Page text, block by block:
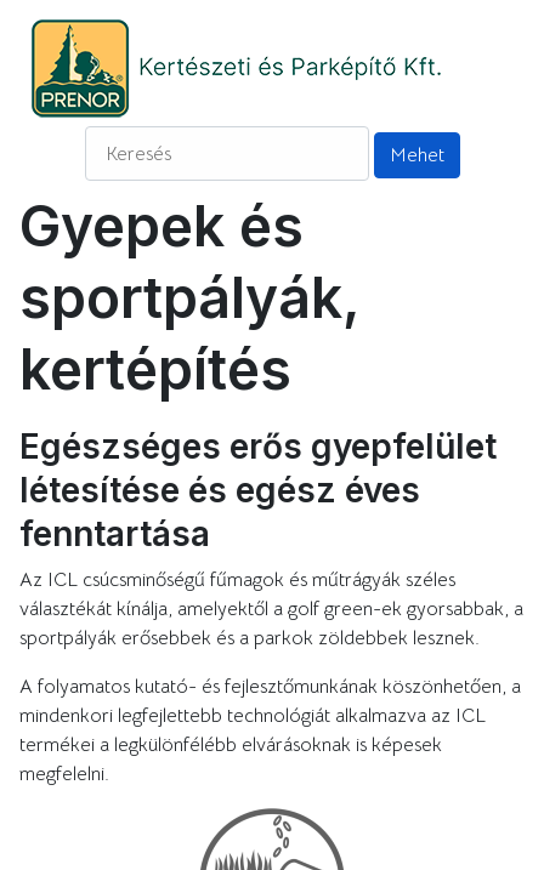
Gyepek és
sportpályák,
kertépítés
Egészséges erős gyepfelület
létesítése és egész éves
fenntartása
Az ICL csúcsminőségű fűmagok és műtrágyák széles
választékát kínálja, amelyektől a golf green-ek gyorsabbak, a
sportpályák erősebbek és a parkok zöldebbek lesznek.
A folyamatos kutató- és fejlesztőmunkának köszönhetően, a
mindenkori legfejlettebb technológiát alkalmazva az ICL
termékei a legkülönfélébb elvárásoknak is képesek
megfelelni.